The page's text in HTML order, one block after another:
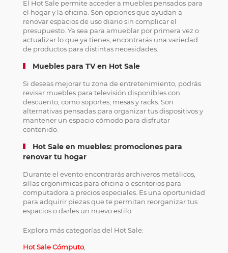
El Hot Sale permite acceder a muebles pensados para
el hogar y la oficina. Son opciones que ayudan a
renovar espacios de uso diario sin complicar el
presupuesto. Ya sea para amueblar por primera vez o
actualizar lo que ya tienes, encontrarás una variedad
de productos para distintas necesidades.
Muebles para TV en Hot Sale
Si deseas mejorar tu zona de entretenimiento, podrás
revisar muebles para televisión disponibles con
descuento, como soportes, mesas y racks. Son
alternativas pensadas para organizar tus dispositivos y
mantener un espacio cómodo para disfrutar
contenido.
Hot Sale en muebles: promociones para
renovar tu hogar
Durante el evento encontrarás archiveros metálicos,
sillas ergonimicas para oficina o escritorios para
computadora a precios especiales. Es una oportunidad
para adquirir piezas que te permitan reorganizar tus
espacios o darles un nuevo estilo.
Explora más categorías del Hot Sale:
Hot Sale Cómputo,